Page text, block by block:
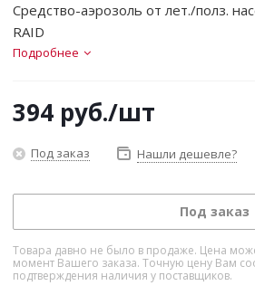
Средство-аэрозоль от лет./полз.
RAID
Подробнее
394 руб./шт
Под заказ Нашли дешевле?
Под заказ
Товара давно не было в продаже. Цена
момент Вашего заказа. Точную цену Вам
подтверждения наличия у поставщиков.